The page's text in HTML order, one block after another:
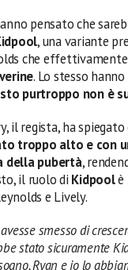
pensato che
, una variante
che
. Lo stesso
purtroppo non è
il regista, ha
troppo alto e con
della pubertà,
il ruolo di Kidpoolè
e Lively.
smesso di
stato sicuramente
Ryan e io lo